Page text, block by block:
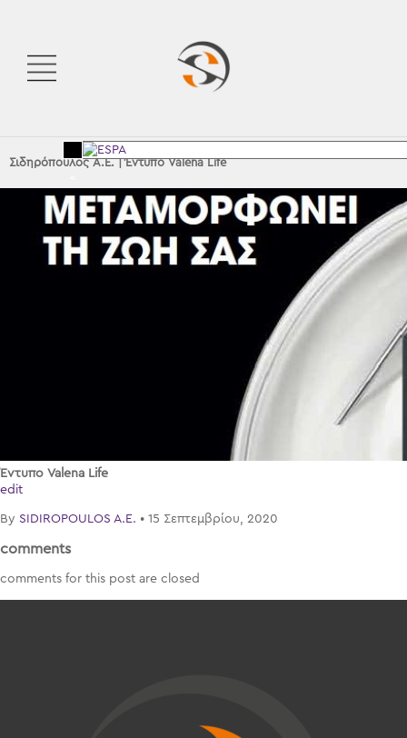
Σιδηρόπουλος Α.Ε.|Έντυπο Valena Life
Έντυπο Valena Life
edit
By SIDIROPOULOS A.E. • 15 Σεπτεμβρίου, 2020
comments
comments for this post are closed